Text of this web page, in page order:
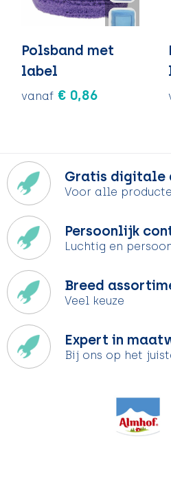
Polsband met
label
vanaf € 0,86
Gratis digitale
Voor alle
Persoonlijk
Luchtig en
Breed
Veel keuze
Expert in
Bij ons op het